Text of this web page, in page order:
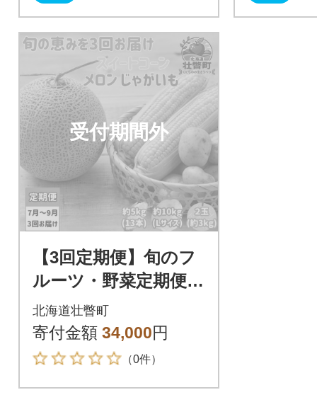
受付期間外
【3回定期便】旬のフ
ルーツ・野菜定期便<
7月下旬・8月上旬・9
月下旬お届け>SBTN0
14
北海道壮瞥町
寄付金額 34,000円
（0件）